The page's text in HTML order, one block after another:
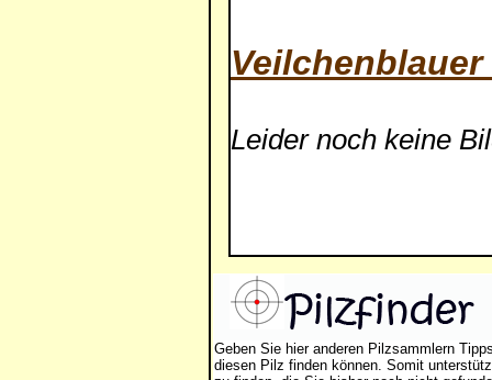
Leider noch keine
Geben Sie hier anderen Pilzsammlern
diesen Pilz finden können. Somit